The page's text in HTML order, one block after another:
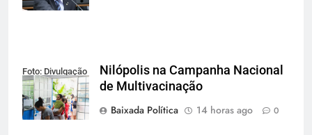
Foto: Divulgação
Nilópolis na Campanha Nacional
de Multivacinação
Baixada Política
14 horas ago 0